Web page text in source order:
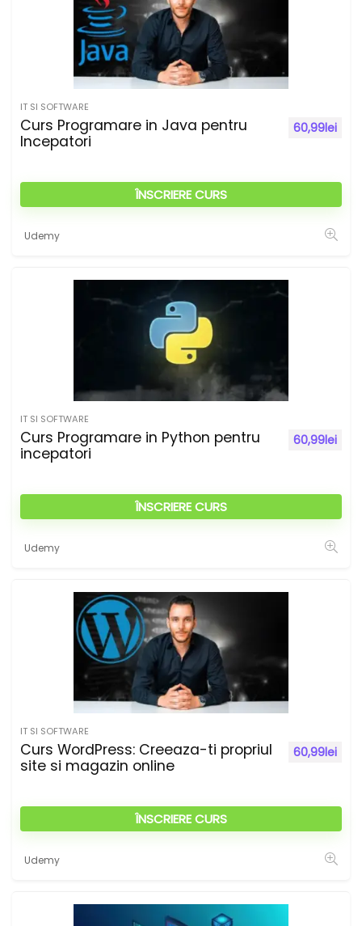
Toate categoriile
IT SI SOFTWARE
Curs Programare in Java pentru
Incepatori
60,99lei
ÎNSCRIERE CURS
Udemy
IT SI SOFTWARE
Curs Programare in Python pentru
incepatori
60,99lei
ÎNSCRIERE CURS
Udemy
IT SI SOFTWARE
Curs WordPress: Creeaza-ti propriul
site si magazin online
60,99lei
ÎNSCRIERE CURS
Udemy